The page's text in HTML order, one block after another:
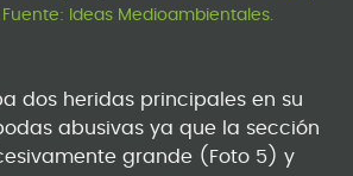
Ideas Medioambientales.
dos heridas principales en su
abusivas ya que la sección
grande (Foto 5) y